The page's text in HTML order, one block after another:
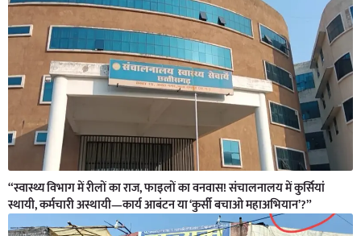
“स्वास्थ्य विभाग में रीलों का राज, फाइलों का वनवास! संचालनालय में कुर्सियां
स्थायी, कर्मचारी अस्थायी—कार्य आबंटन या ‘कुर्सी बचाओ महाअभियान’?”